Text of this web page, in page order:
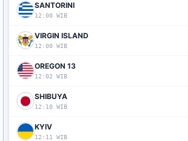
SANTORINI
12:00 WIB
VIRGIN ISLAND
12:00 WIB
OREGON 13
12:02 WIB
SHIBUYA
12:10 WIB
KYIV
12:11 WIB